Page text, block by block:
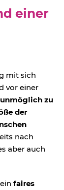
einer
mit sich
vor einer
unmöglich zu
der
nach
aber auch
faires